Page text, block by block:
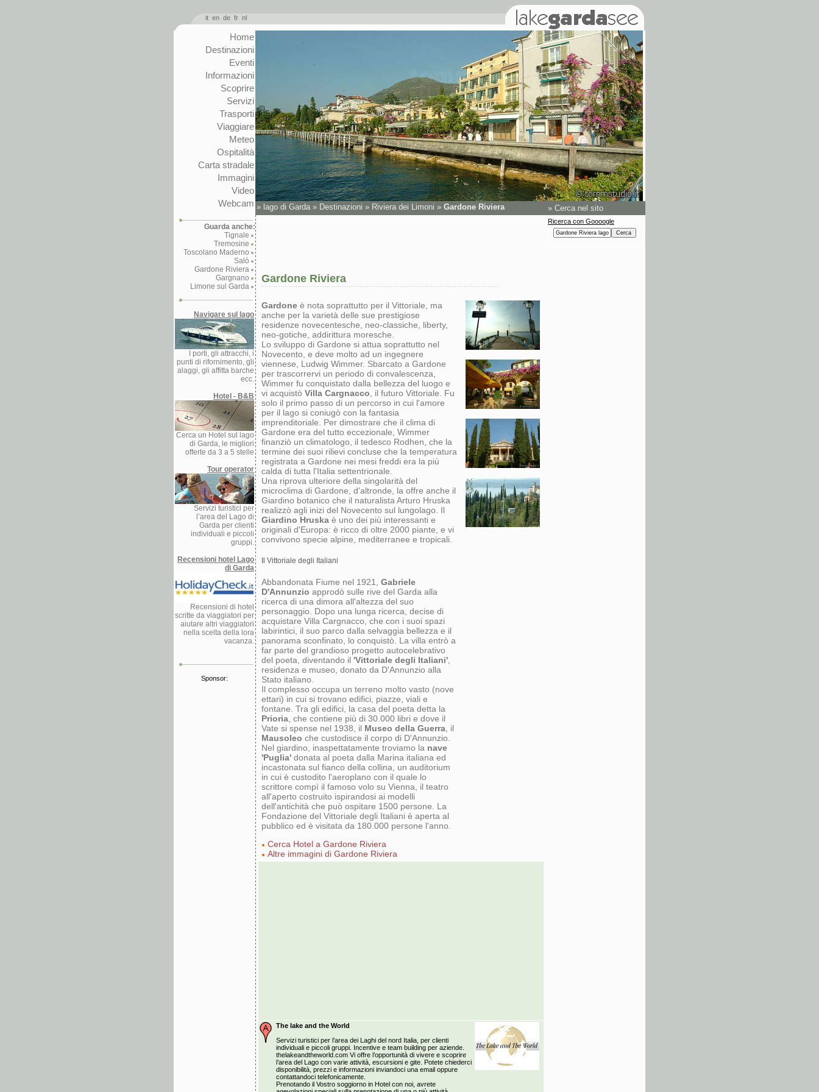
it en de fr nl
Home
Destinazioni
Eventi
Informazioni
Scoprire
Servizi
Trasporti
Viaggiare
Meteo
Ospitalità
Carta stradale
Immagini
Video
Webcam
Guarda anche:
Tignale
Tremosine
Toscolano Maderno
Salò
Gardone Riviera
Gargnano
Limone sul Garda
Navigare sul lago
I porti, gli attracchi, i
punti di rifornimento, gli
alaggi, gli affitta barche
ecc.
Hotel - B&B
Cerca un Hotel sul lago
di Garda, le migliori
offerte da 3 a 5 stelle
Tour operator
Servizi turistici per
l’area del Lago di
Garda per clienti
individuali e piccoli
gruppi.
Recensioni hotel Lago
di Garda
Recensioni di hotel
scritte da viaggiatori per
aiutare altri viaggiatori
nella scelta della lora
vacanza.
Sponsor:
» lago di Garda » Destinazioni » Riviera dei Limoni » Gardone Riviera » Cerca nel sito
Gardone Riviera
Gardone è nota soprattutto per il Vittoriale, ma
anche per la varietà delle sue prestigiose
residenze novecentesche, neo-classiche, liberty,
neo-gotiche, addirittura moresche.
Lo sviluppo di Gardone si attua soprattutto nel
Novecento, e deve molto ad un ingegnere
viennese, Ludwig Wimmer. Sbarcato a Gardone
per trascorrervi un periodo di convalescenza,
Wimmer fu conquistato dalla bellezza del luogo e
vi acquistò Villa Cargnacco , il futuro Vittoriale. Fu
solo il primo passo di un percorso in cui l'amore
per il lago si coniugò con la fantasia
imprenditoriale. Per dimostrare che il clima di
Gardone era del tutto eccezionale, Wimmer
finanziò un climatologo, il tedesco Rodhen, che la
termine dei suoi rilievi concluse che la temperatura
registrata a Gardone nei mesi freddi era la più
calda di tutta l'Italia settentrionale.
Una riprova ulteriore della singolarità del
microclima di Gardone, d'altronde, la offre anche il
Giardino botanico che il naturalista Arturo Hruska
realizzò agli inizi del Novecento sul lungolago. Il
Giardino Hruska è uno dei più interessanti e
originali d'Europa: è ricco di oltre 2000 piante, e vi
convivono specie alpine, mediterranee e tropicali.
Il Vittoriale degli Italiani
Abbandonata Fiume nel 1921, Gabriele
D'Annunzio approdò sulle rive del Garda alla
ricerca di una dimora all'altezza del suo
personaggio. Dopo una lunga ricerca, decise di
acquistare Villa Cargnacco, che con i suoi spazi
labirintici, il suo parco dalla selvaggia bellezza e il
panorama sconfinato, lo conquistò. La villa entrò a
far parte del grandioso progetto autocelebrativo
del poeta, diventando il 'Vittoriale degli Italiani'
residenza e museo, donato da D'Annunzio alla
Stato italiano.
Il complesso occupa un terreno molto vasto (nove
ettari) in cui si trovano edifici, piazze, viali e
fontane. Tra gli edifici, la casa del poeta detta la
Prioria , che contiene più di 30.000 libri e dove il
Vate si spense nel 1938, il Museo della Guerra , il
Mausoleo che custodisce il corpo di D'Annunzio.
Nel giardino, inaspettatamente troviamo la nave
'Puglia' donata al poeta dalla Marina italiana ed
incastonata sul fianco della collina, un auditorium
in cui è custodito l'aeroplano con il quale lo
scrittore compì il famoso volo su Vienna, il teatro
all'aperto costruito ispirandosi ai modelli
dell'antichità che può ospitare 1500 persone. La
Fondazione del Vittoriale degli Italiani è aperta al
pubblico ed è visitata da 180.000 persone l'anno.
Cerca Hotel a Gardone Riviera
Altre immagini di Gardone Riviera
The lake and the World
Servizi turistici per l’area dei Laghi del nord Italia, per clienti
individuali e piccoli gruppi. Incentive e team building per aziende.
thelakeandtheworld.com Vi offre l’opportunità di vivere e scoprire
l’area del Lago con varie attività, escursioni e gite. Potete chiederci
disponibilità, prezzi e informazioni inviandoci una email oppure
contattandoci telefonicamente.
Prenotando il Vostro soggiorno in Hotel con noi, avrete
Ricerca con Goooogle